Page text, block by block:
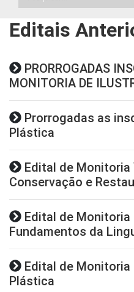
Editais
PRORROGADAS
MONITORIA DE
Prorrogadas as
Plástica
Edital de Monitoria
Conservação e
Edital de Monitoria
Fundamentos da
Edital de Monitoria
Plástica